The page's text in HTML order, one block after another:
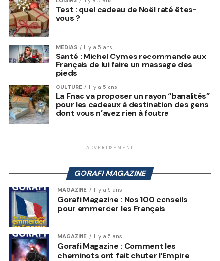
Test : quel cadeau de Noël raté êtes-
vous ?
MEDIAS Il y a 5 ans
Santé : Michel Cymes recommande aux
Français de lui faire un massage des
pieds
CULTURE Il y a 5 ans
La Fnac va proposer un rayon “banalités”
pour les cadeaux à destination des gens
dont vous n’avez rien à foutre
ADVERTISEMENT
GORAFI MAGAZINE
MAGAZINE Il y a 5 ans
Gorafi Magazine : Nos 100 conseils
pour emmerder les Français
MAGAZINE Il y a 5 ans
Gorafi Magazine : Comment les
cheminots ont fait chuter l’Empire